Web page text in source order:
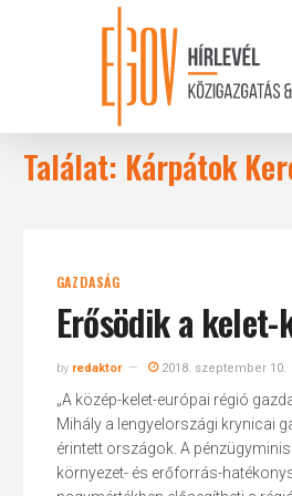
Találat: Kárpátok
GAZDASÁG
Erősödik a
by redaktor 2018. szeptember 10.
„A közép-kelet-európai régió
Mihály a lengyelországi krynicai
érintett országok. A
környezet- és erőforrás-